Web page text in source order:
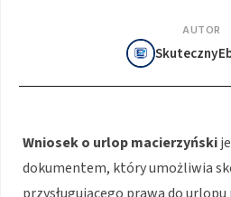
AUTOR
Wniosek o urlop macierzyński
dokumentem, który umożliwia